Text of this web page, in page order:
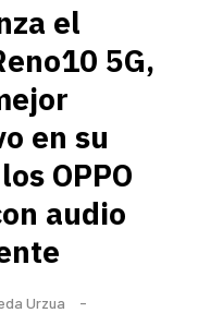
el
5G,
en su
OPPO
audio
Urzua